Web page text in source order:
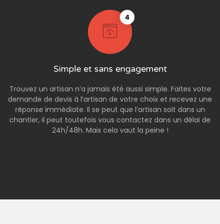
4
Simple et sans engagement
Trouvez un artisan n’a jamais été aussi simple. Faites votre
demande de devis à l’artisan de votre choix et recevez une
réponse immédiate. Il se peut que l’artisan soit dans un
chantier, il peut toutefois vous contactez dans un délai de
24h/48h. Mais cela vaut la peine !